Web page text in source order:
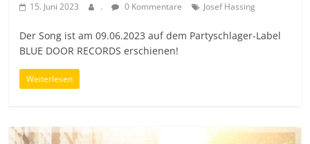
15. Juni 2023 . 0 Kommentare Josef Hassing
Der Song ist am 09.06.2023 auf dem Partyschlager-Label
BLUE DOOR RECORDS erschienen!
Weiterlesen